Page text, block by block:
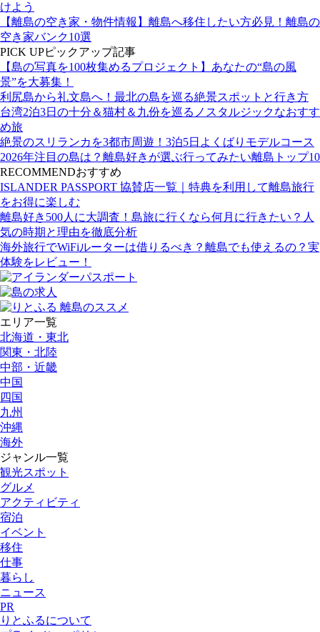
けよう
【離島の空き家・物件情報】離島へ移住したい方必見！離島の
空き家バンク10選
PICK UPピックアップ記事
【島の写真を100枚集めるプロジェクト】あなたの“島の風
景”を大募集！
利尻島から礼文島へ！最北の島を巡る絶景スポットと行き方
台湾2泊3日の十分＆猫村＆九份を巡るノスタルジックなおすす
め旅
絶景のスリランカを3都市周遊！3泊5日よくばりモデルコース
2026年注目の島は？離島好きが選ぶ行ってみたい離島トップ10
RECOMMENDおすすめ
ISLANDER PASSPORT 協賛店一覧｜特典を利用して離島旅行
をお得に楽しむ
離島好き500人に大調査！島旅に行くなら何月に行きたい？人
気の時期と理由を徹底分析
海外旅行でWiFiルーターは借りるべき？離島でも使えるの？実
体験をレビュー！
エリア一覧
北海道・東北
関東・北陸
中部・近畿
中国
四国
九州
沖縄
海外
ジャンル一覧
観光スポット
グルメ
アクティビティ
宿泊
イベント
移住
仕事
暮らし
ニュース
PR
りとふるについて